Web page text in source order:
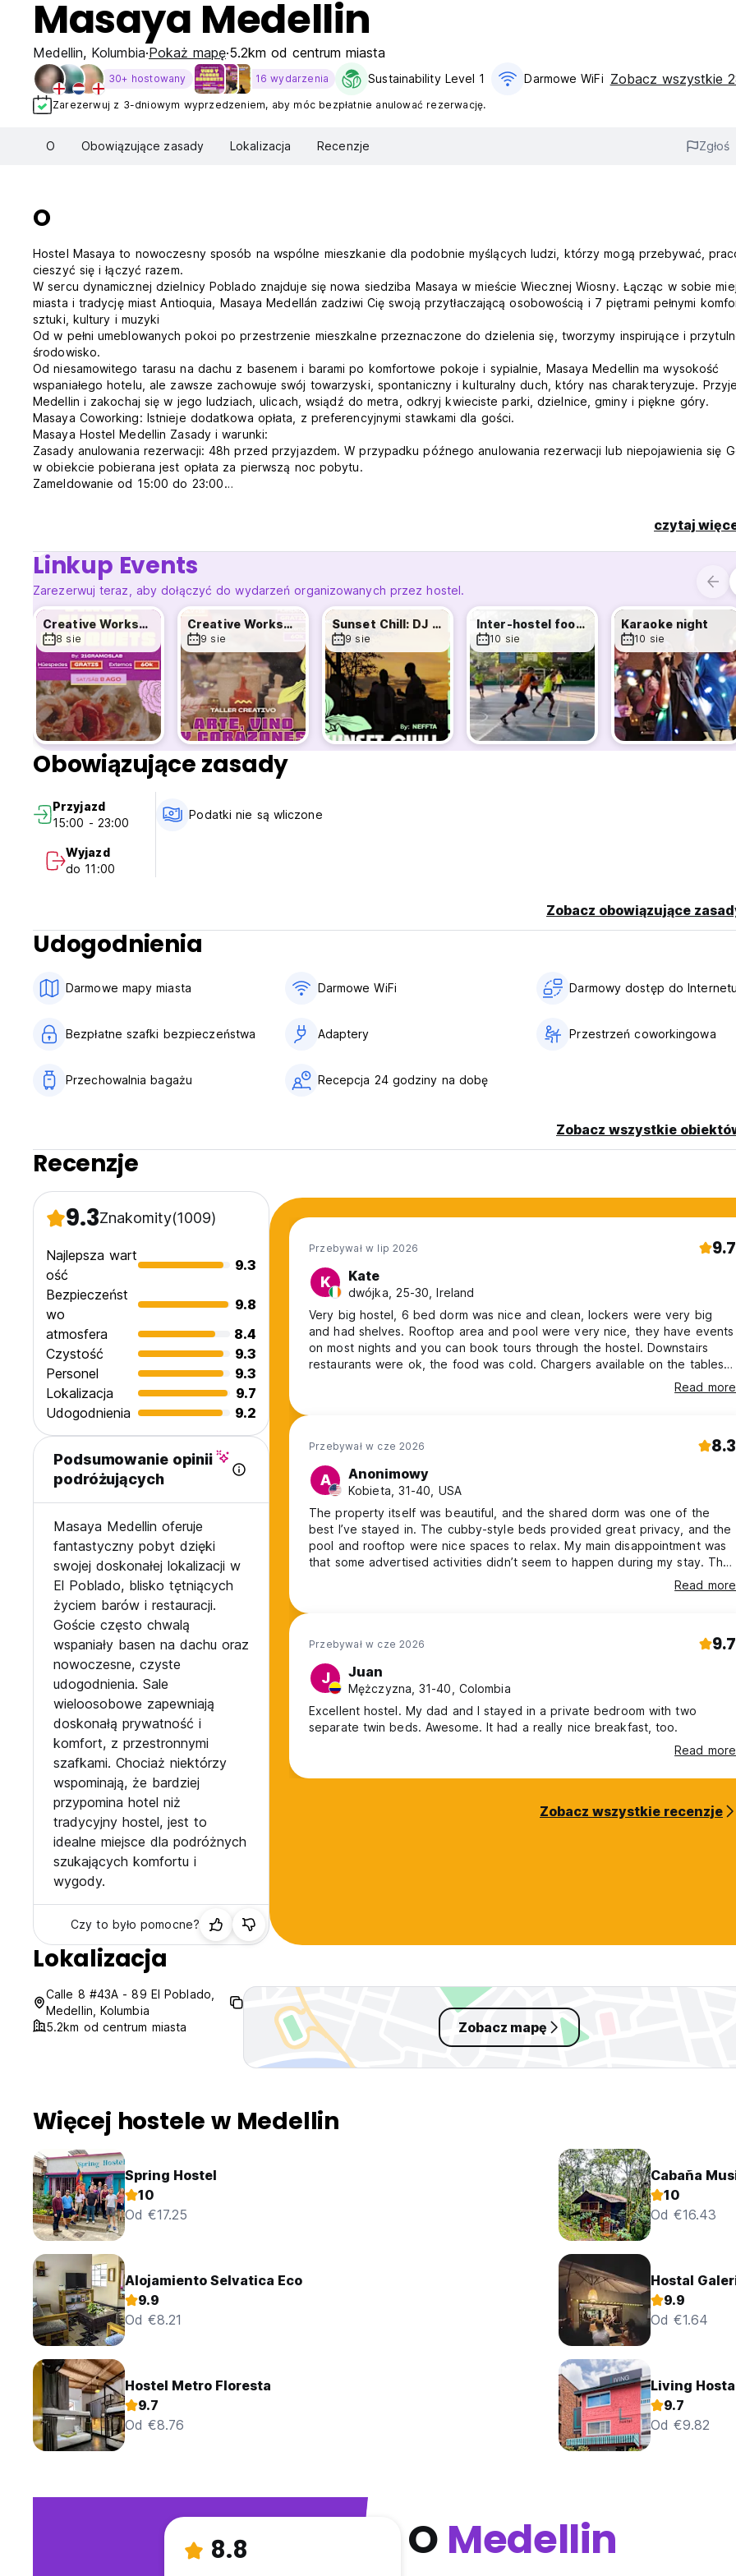
Masaya Medellin
Medellin, Kolumbia Pokaż mapę 5.2km od centrum miasta
30+ hostowany 16 wydarzenia Sustainability Level 1 Darmowe WiFi Zobacz wszystkie
Zarezerwuj z 3-dniowym wyprzedzeniem, aby móc bezpłatnie anulować rezerwację.
O Obowiązujące zasady Lokalizacja Recenzje Zgłoś
O
Hostel Masaya to nowoczesny sposób na wspólne mieszkanie dla podobnie myślących ludzi, którzy mogą przebywać,
cieszyć się i łączyć razem.
W sercu dynamicznej dzielnicy Poblado znajduje się nowa siedziba Masaya w mieście Wiecznej Wiosny. Łącząc w sobie
miasta i tradycję miast Antioquia, Masaya Medellán zadziwi Cię swoją przytłaczającą osobowością i 7 piętrami pełnymi
sztuki, kultury i muzyki
Od w pełni umeblowanych pokoi po przestrzenie mieszkalne przeznaczone do dzielenia się, tworzymy inspirujące i
środowisko.
Od niesamowitego tarasu na dachu z basenem i barami po komfortowe pokoje i sypialnie, Masaya Medellin ma wysokość
wspaniałego hotelu, ale zawsze zachowuje swój towarzyski, spontaniczny i kulturalny duch, który nas charakteryzuje.
Medellin i zakochaj się w jego ludziach, ulicach, wsiądź do metra, odkryj kwieciste parki, dzielnice, gminy i piękne góry.
Masaya Coworking: Istnieje dodatkowa opłata, z preferencyjnymi stawkami dla gości.
Masaya Hostel Medellin Zasady i warunki:
Zasady anulowania rezerwacji: 48h przed przyjazdem. W przypadku późnego anulowania rezerwacji lub niepojawienia się
w obiekcie pobierana jest opłata za pierwszą noc pobytu.
Zameldowanie od 15:00 do 23:00
Śniadanie nie jest wliczone w cenę
Ogólne:
24-godzinna recepcja.
Brak godziny policyjnej
Zwierzęta nie są akceptowane (Auto-translated from original language)
czytaj
Linkup Events
Zarezerwuj teraz, aby dołączyć do wydarzeń organizowanych przez hostel.
Creative Workshop: Wine & Flowers
8 sie
Creative Workshop: Wine & Broken Hearts
9 sie
Sunset Chill: DJ Set by NEFFTA
9 sie
Inter-hostel football game
10 sie
Karaoke night
10 sie
Obowiązujące zasady
Przyjazd
15:00 - 23:00
Wyjazd
do 11:00
Podatki nie są wliczone
Zobacz obowiązujące
Udogodnienia
Darmowe mapy miasta Darmowe WiFi Darmowy dostęp do
Bezpłatne szafki bezpieczeństwa Adaptery Przestrzeń coworkingowa
Przechowalnia bagażu Recepcja 24 godziny na dobę
Zobacz wszystkie
Recenzje
9.3Znakomity(1009)
Najlepsza wart
ość
9.3
Bezpieczeńst
wo
9.8
atmosfera
8.4
Czystość
9.3
Personel
9.3
Lokalizacja
9.7
Udogodnienia
9.2
Podsumowanie opinii
podróżujących
Masaya Medellin oferuje
fantastyczny pobyt dzięki
swojej doskonałej lokalizacji w
El Poblado, blisko tętniących
życiem barów i restauracji.
Goście często chwalą
wspaniały basen na dachu oraz
nowoczesne, czyste
udogodnienia. Sale
wieloosobowe zapewniają
doskonałą prywatność i
komfort, z przestronnymi
szafkami. Chociaż niektórzy
wspominają, że bardziej
przypomina hotel niż
tradycyjny hostel, jest to
idealne miejsce dla podróżnych
szukających komfortu i
wygody.
Czy to było pomocne?
Przebywał w lip 2026 9.7
K Kate
dwójka, 25-30, Ireland
Very big hostel, 6 bed dorm was nice and clean, lockers were very big
and had shelves. Rooftop area and pool were very nice, they have events
on most nights and you can book tours through the hostel. Downstairs
restaurants were ok, the food was cold. Chargers available on the tables
which was handy. Overall great place to stay I would recommendRead more
Przebywał w cze 2026 8.3
A Anonimowy
Kobieta, 31-40, USA
The property itself was beautiful, and the shared dorm was one of the
best I’ve stayed in. The cubby-style beds provided great privacy, and the
pool and rooftop were nice spaces to relax. My main disappointment was
that some advertised activities didn’t seem to happen during my stay. The
cooking class never took place, and a bar crawl my roommate and I
purchased tickets for was canceled without notice. Neither the company
Read more
Przebywał w cze 2026 9.7
J Juan
Mężczyzna, 31-40, Colombia
Excellent hostel. My dad and I stayed in a private bedroom with two
separate twin beds. Awesome. It had a really nice breakfast, too.
Read more
Zobacz wszystkie recenzje
Lokalizacja
Calle 8 #43A - 89 El Poblado,
Medellin, Kolumbia
5.2km od centrum miasta
Zobacz mapę
Więcej hostele w Medellin
Spring Hostel
10
Od €17.25
Cabaña
10
Od €16.43
Alojamiento Selvatica Eco
9.9
Od €8.21
Hostal
9.9
Od €1.64
Hostel Metro Floresta
9.7
Od €8.76
Living
9.7
Od €9.82
8.8 O Medellin